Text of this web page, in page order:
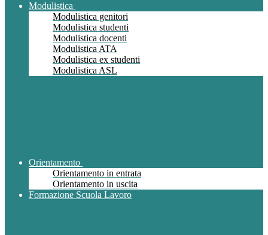
Modulistica
Modulistica genitori
Modulistica studenti
Modulistica docenti
Modulistica ATA
Modulistica ex studenti
Modulistica ASL
Orientamento
Orientamento in entrata
Orientamento in uscita
Formazione Scuola Lavoro